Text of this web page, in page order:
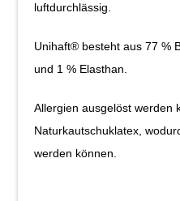
luftdurchlässig.
Unihaft® besteht aus 77 %
und 1 % Elasthan.
Allergien ausgelöst werden
Naturkautschuklatex,
werden können.